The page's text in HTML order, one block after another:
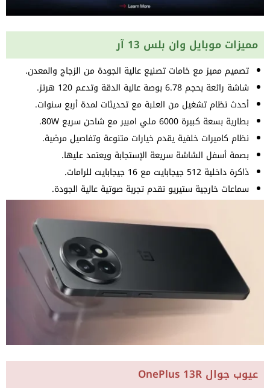
مميزات موبايل وان بلس 13 آر
تصميم مميز مع خامات تصنيع عالية الجودة من الزجاج والمعدن.
شاشة رائعة بحجم 6.78 بوصة عالية الدقة وتدعم 120 هرتز.
أحدث نظام تشغيل من العلبة مع تحديثات لمدة أربع سنوات.
بطارية بسعة كبيرة 6000 ملي امبير مع شاحن سريع 80W.
نظام كاميرات خلفية يقدم خيارات متنوعة وتفاصيل مرضية.
بصمة أسفل الشاشة سريعة الإستجابة ويعتمد عليها.
ذاكرة داخلية 512 جيجابايت مع 16 جيجابايت للرامات.
سماعات خارجية ستيريو تقدم تجربة صوتية عالية الجودة.
عيوب جوال OnePlus 13R